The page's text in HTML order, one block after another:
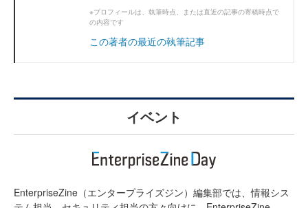
※プロフィールは、執筆時点、または直近の記事の寄稿時点で
の内容です
この著者の最近の執筆記事
イベント
EnterpriseZine（エンタープライズジン）編集部では、情報シス